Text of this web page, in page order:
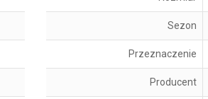
Sezon
Przeznaczenie
Producent